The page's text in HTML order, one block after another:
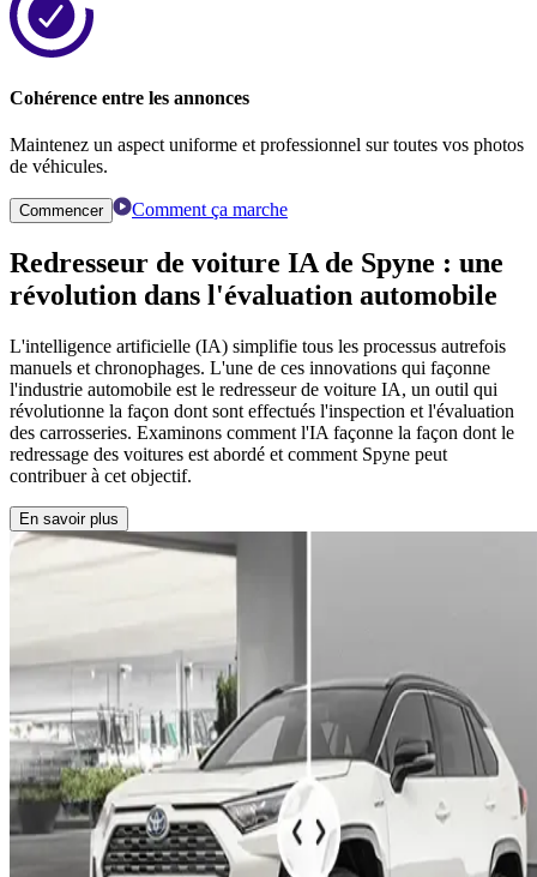
Cohérence entre les annonces
Maintenez un aspect uniforme et professionnel sur toutes vos photos
de véhicules.
Commencer Comment ça marche
Redresseur de voiture IA de Spyne : une
révolution dans l'évaluation automobile
L'intelligence artificielle (IA) simplifie tous les processus autrefois
manuels et chronophages. L'une de ces innovations qui façonne
l'industrie automobile est le redresseur de voiture IA, un outil qui
révolutionne la façon dont sont effectués l'inspection et l'évaluation
des carrosseries. Examinons comment l'IA façonne la façon dont le
redressage des voitures est abordé et comment Spyne peut
contribuer à cet objectif.
En savoir plus